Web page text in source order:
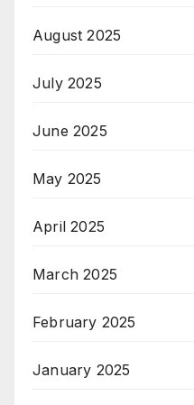
August 2025
July 2025
June 2025
May 2025
April 2025
March 2025
February 2025
January 2025